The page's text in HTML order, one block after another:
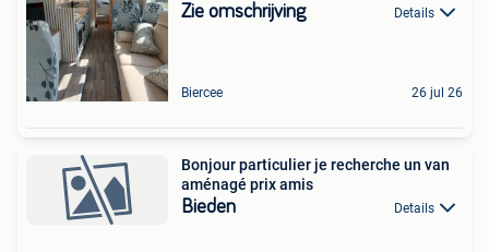
Zie omschrijving Details
Biercee 26 jul 26
Bonjour particulier je recherche un van
aménagé prix amis
Bieden Details